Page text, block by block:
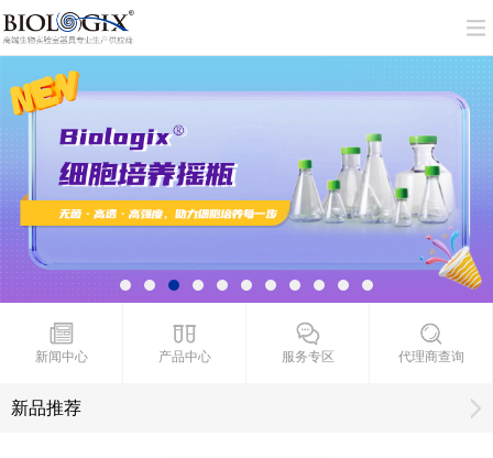
新闻中心 产品中心 服务专区 代理商查询
新品推荐